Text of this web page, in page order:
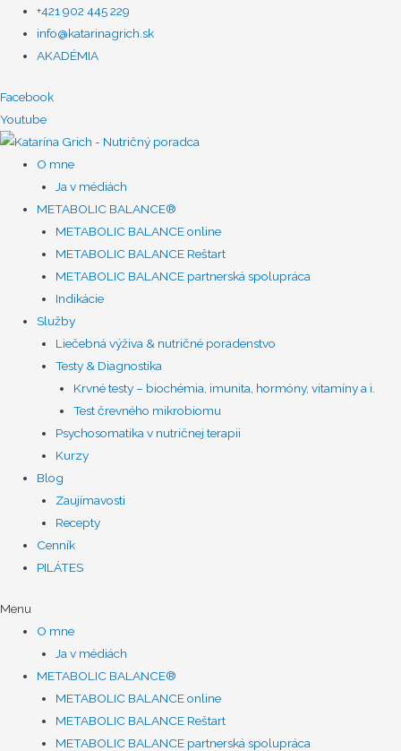
+421 902 445 229
info@katarinagrich.sk
AKADÉMIA
Facebook
Youtube
O mne
Ja v médiách
METABOLIC BALANCE®
METABOLIC BALANCE online
METABOLIC BALANCE Reštart
METABOLIC BALANCE partnerská spolupráca
Indikácie
Služby
Liečebná výživa & nutričné poradenstvo
Testy & Diagnostika
Krvné testy – biochémia, imunita, hormóny, vitamíny a i.
Test črevného mikrobiomu
Psychosomatika v nutričnej terapii
Kurzy
Blog
Zaujímavosti
Recepty
Cenník
PILÁTES
Menu
O mne
Ja v médiách
METABOLIC BALANCE®
METABOLIC BALANCE online
METABOLIC BALANCE Reštart
METABOLIC BALANCE partnerská spolupráca